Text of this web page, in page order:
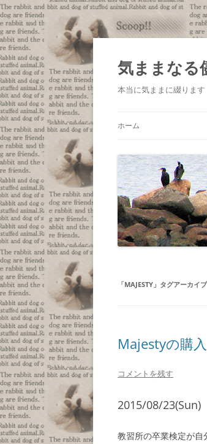
コ
テ
ン
ツ
へ
ス
気ままなる
本当に気ままに綴ります
ホーム
「MAJESTY 」タグアーカイブ
Majestyの購入
コメントを残す
2015/08/23(Sun)
教習所の卒業検定が